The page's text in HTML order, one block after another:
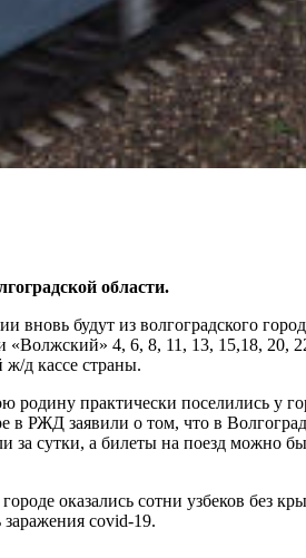
области.
вновь будут из волгоградского
4, 6, 8, 11, 13, 15,18, 20,
д кассе страны.
родину практически поселились у
в РЖД заявили о том, что в
за сутки, а билеты на поезд можно
оказались сотни узбеков без
заражения covid-19.